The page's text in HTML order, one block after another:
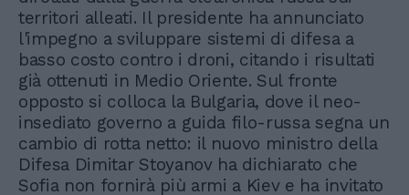
territori alleati. Il presidente ha annunciato
l'impegno a sviluppare sistemi di difesa a
basso costo contro i droni, citando i risultati
già ottenuti in Medio Oriente. Sul fronte
opposto si colloca la Bulgaria, dove il neo-
insediato governo a guida filo-russa segna un
cambio di rotta netto: il nuovo ministro della
Difesa Dimitar Stoyanov ha dichiarato che
Sofia non fornirà più armi a Kiev e ha invitato